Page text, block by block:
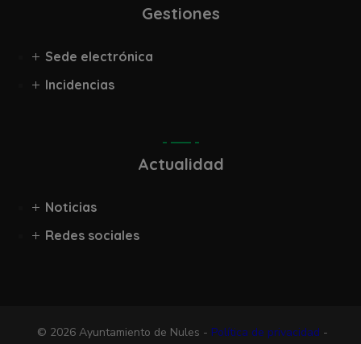
Gestiones
Sede electrónica
Incidencias
Actualidad
Noticias
Redes sociales
© 2026 Ayuntamiento de Nules - Política de privacidad -